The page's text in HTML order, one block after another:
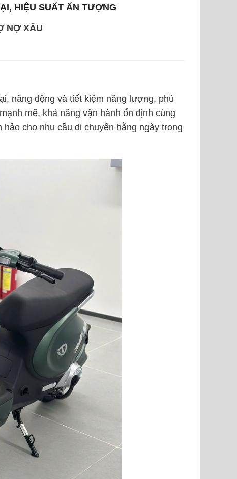
HIỆU SUẤT ẤN TƯỢNG
NỢ XẤU
năng động và tiết kiệm năng lượng, phù
mẽ, khả năng vận hành ổn định cùng
hảo cho nhu cầu di chuyển hằng ngày trong